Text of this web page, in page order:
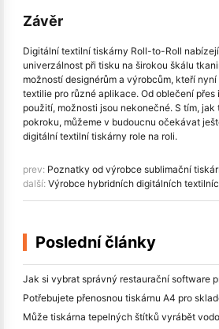
Závěr
Digitální textilní tiskárny Roll-to-Roll
univerzálnost při tisku na širokou škálu
možností designérům a výrobcům, kteří
textilie pro různé aplikace. Od oblečení
použití, možnosti jsou nekonečné. S tím,
pokroku, můžeme v budoucnu očekávat
digitální textilní tiskárny role na roli.
prev: Poznatky od výrobce sublimační tiskárny
další: Výrobce hybridních digitálních
Poslední články